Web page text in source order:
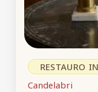
RESTAURO
Candelabri